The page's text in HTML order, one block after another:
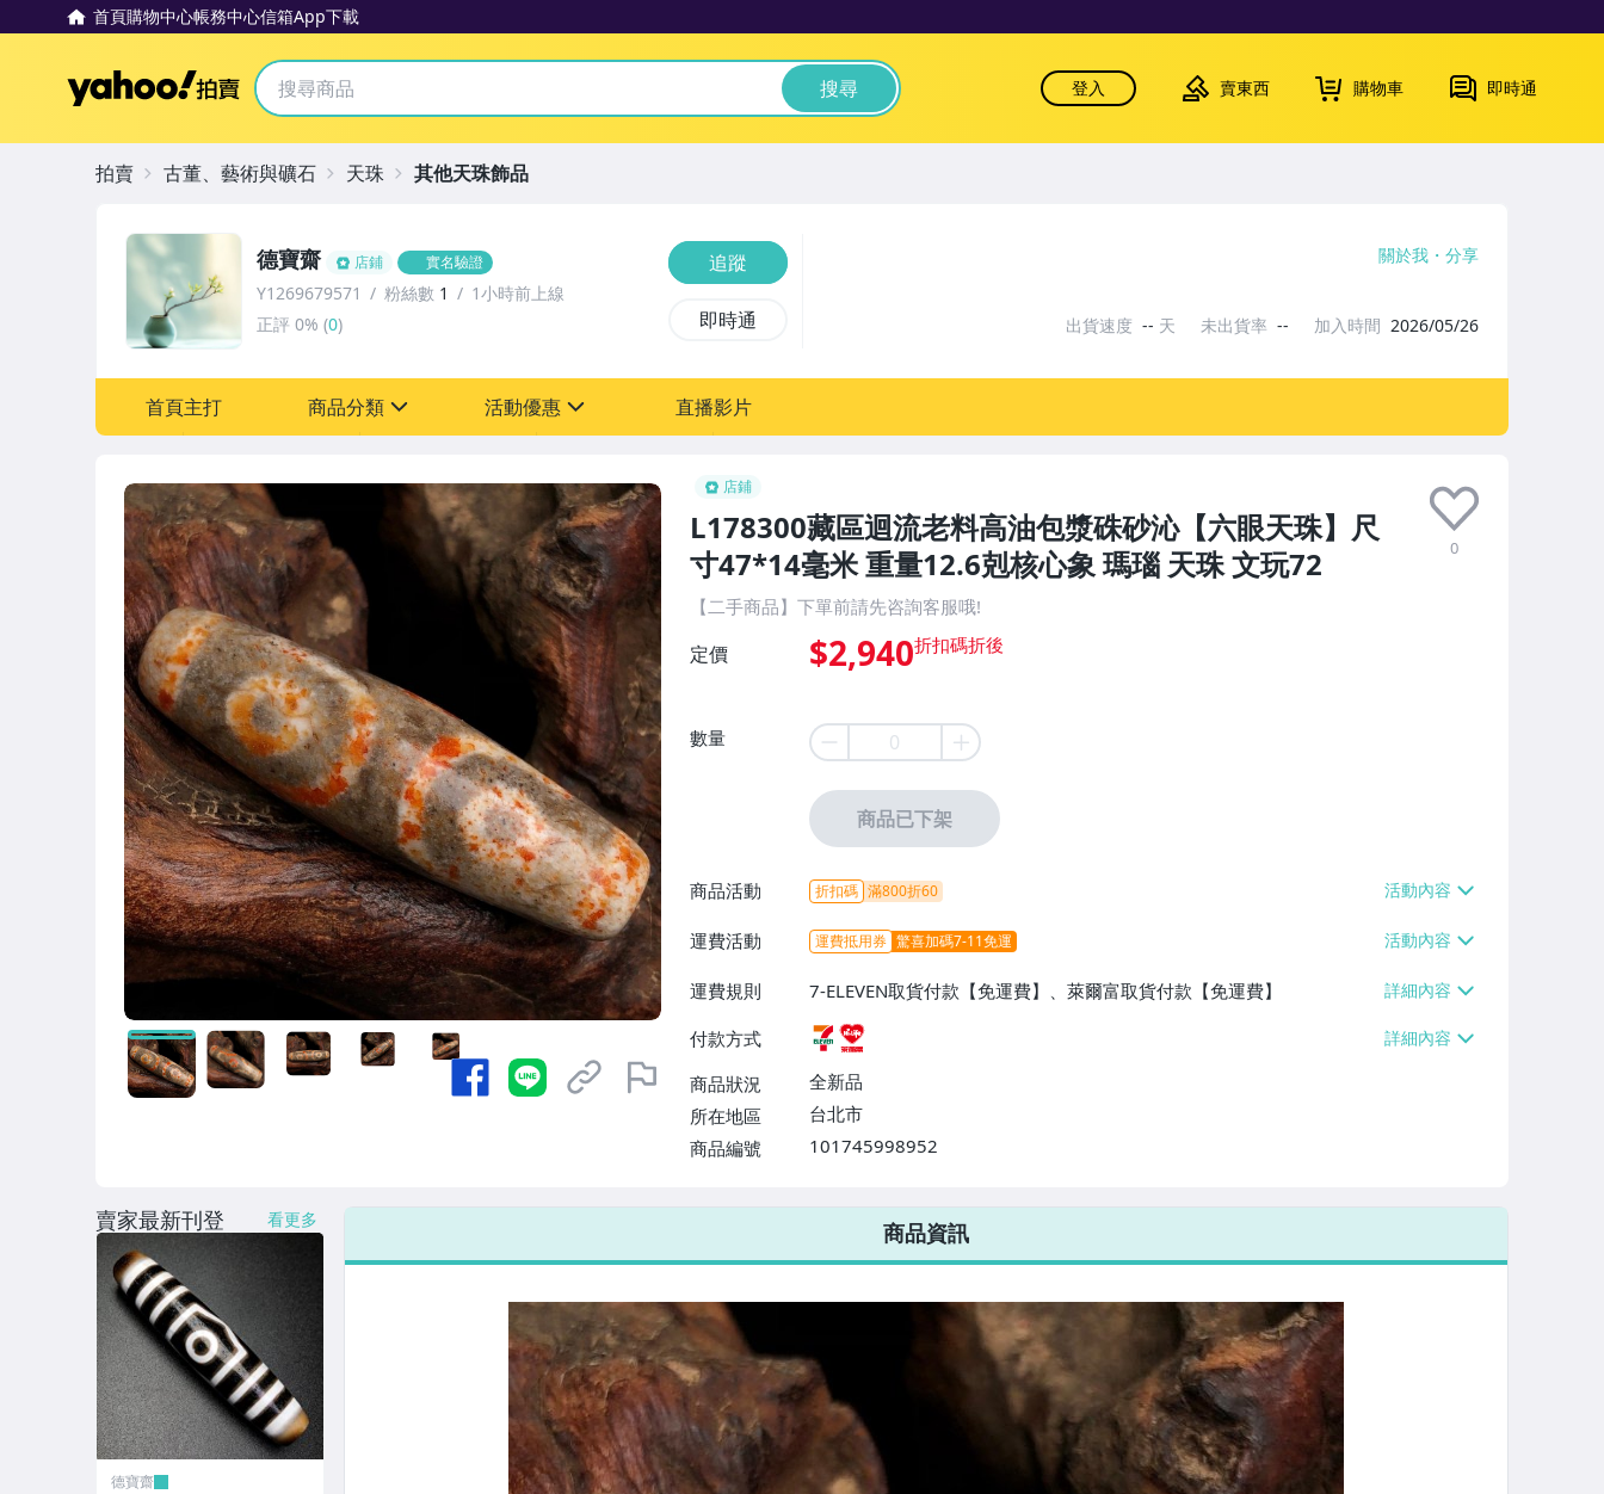
首頁購物中心帳務中心信箱App下載
Yahoo拍賣 搜尋 登入 賣東西 購物車 即時通
店鋪
L178300藏區迴流老料高油包漿硃砂沁【六眼天珠】尺
寸47*14毫米 重量12.6剋核心象 瑪瑙 天珠 文玩72
0
【二手商品】下單前請先咨詢客服哦!
定價 $2,940
數量
商品已下架
商品活動 折扣碼 滿800折60
運費活動 運費抵用券 驚喜加碼7-11免運
運費規則
7-ELEVEN取貨付款【免運費】、萊爾富取貨付款【免運費】
付款方式
商品狀況
全新品
所在地區
台北市
商品編號
101745998952
7-ELEVEN 運費只要38元
不限金額、筆數，筆筆優惠無限次！
德寶齋 店鋪 實名驗證
Y1269679571 粉絲數 1
1小時前上線
正評 0% (0)
追蹤
即時通
關於我 分享
出貨速度 -- 天 未出貨率 -- 加入時間 2026/05/26
首頁主打 商品分類 活動優惠 直播影片
拍賣 古董、藝術與礦石 天珠 其他天珠飾品
商品資訊
賣家最新刊登 看更多
德寶齋